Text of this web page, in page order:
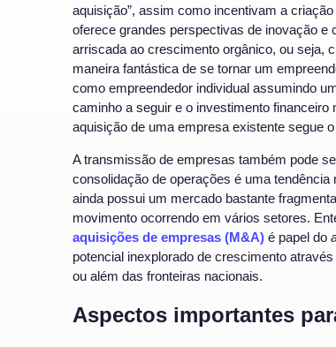
aquisição”, assim como incentivam a criação
oferece grandes perspectivas de inovação
arriscada ao crescimento orgânico, ou seja,
maneira fantástica de se tornar um
como empreendedor individual assumindo
caminho a seguir e o investimento
aquisição de uma empresa existente segue
A transmissão de empresas também pode
consolidação de operações é uma
ainda possui um mercado bastante
movimento ocorrendo em vários setores.
aquisições de empresas (M&A) é papel do
potencial inexplorado de crescimento
ou além das fronteiras nacionais.
Aspectos importantes